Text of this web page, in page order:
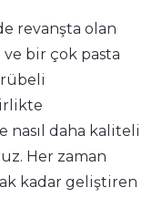
revanşta olan
bir çok pasta
daha kaliteli
Her zaman
kadar geliştiren